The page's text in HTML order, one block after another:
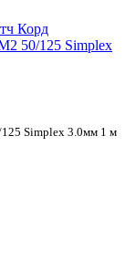
Корд
50/125 Simplex
125 Simplex 3.0мм 1 м